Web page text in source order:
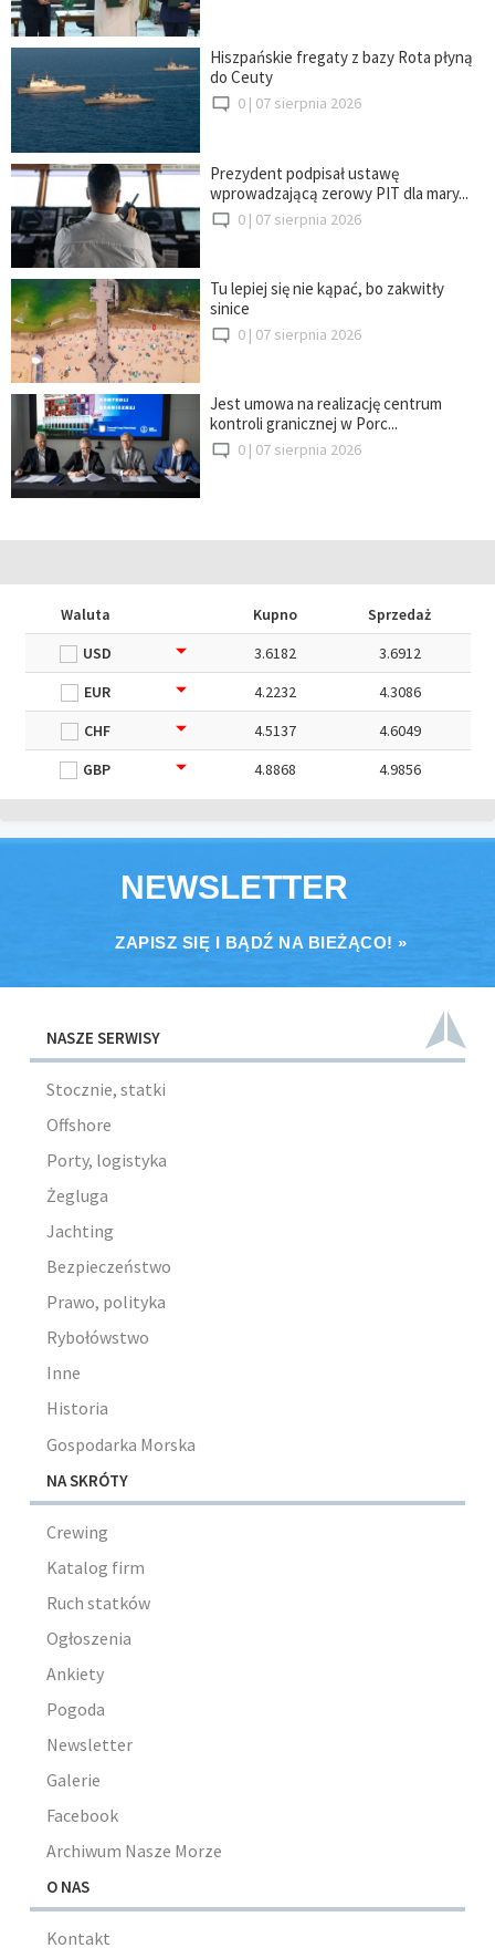
Hiszpańskie fregaty z bazy Rota płyną
do Ceuty
0 | 07 sierpnia 2026
Prezydent podpisał ustawę
wprowadzającą zerowy PIT dla mary...
0 | 07 sierpnia 2026
Tu lepiej się nie kąpać, bo zakwitły
sinice
0 | 07 sierpnia 2026
Jest umowa na realizację centrum
kontroli granicznej w Porc...
0 | 07 sierpnia 2026
Waluta Kupno
Sprzedaż
USD
3.6182
3.6912
EUR
4.2232
4.3086
CHF
4.5137
4.6049
GBP
4.8868 4.9856
NEWSLETTER
ZAPISZ SIĘ I BĄDŹ NA BIEŻĄCO! »
NASZE SERWISY
Stocznie, statki
Offshore
Porty, logistyka
Żegluga
Jachting
Bezpieczeństwo
Prawo, polityka
Rybołówstwo
Inne
Historia
Gospodarka Morska
NA SKRÓTY
Crewing
Katalog firm
Ruch statków
Ogłoszenia
Ankiety
Pogoda
Newsletter
Galerie
Facebook
Archiwum Nasze Morze
O NAS
Kontakt